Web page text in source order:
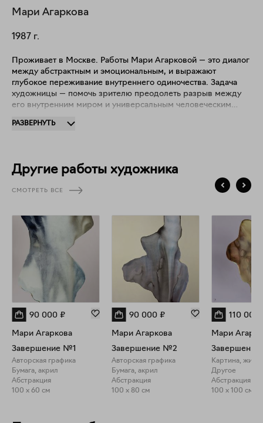
Мари Агаркова
1987 г.
Проживает в Москве. Работы Мари Агарковой — это диалог
между абстрактным и эмоциональным, и выражают
глубокое переживание внутреннего одиночества. Задача
художницы — помочь зрителю преодолеть разрыв между
его внутренним миром и универсальным человеческим
текстуры художница стремится исследовать моральные
себя. Каждое произведение отсылает к двойственности
долга и персональной изоляции, приглашая зрителей
безмолвное пространство внутри.
РАЗВЕРНУТЬ
Другие работы художника
СМОТРЕТЬ ВСЕ
90 000 ₽
Мари Агаркова
Завершение №1
Авторская графика
Бумага, акрил
Абстракция
100 x 60 см
90 000 ₽
Мари Агаркова
Завершение №2
Авторская графика
Бумага, акрил
Абстракция
100 x 80 см
110 000
Мари
Картина,
Другое
Абстракция
100 x 100 см